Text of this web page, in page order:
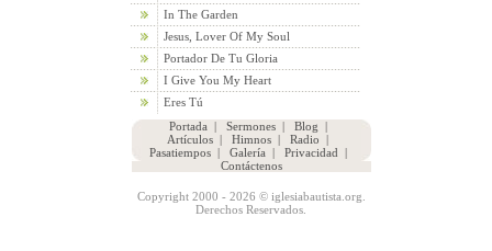
In The Garden
Jesus, Lover Of My Soul
Portador De Tu Gloria
I Give You My Heart
Eres Tú
Portada | Sermones| Blog |
Artículos | Himnos | Radio |
Pasatiempos| Galería | Privacidad |
Contáctenos
Copyright 2000 - 2026 © iglesiabautista.org.
Derechos Reservados.